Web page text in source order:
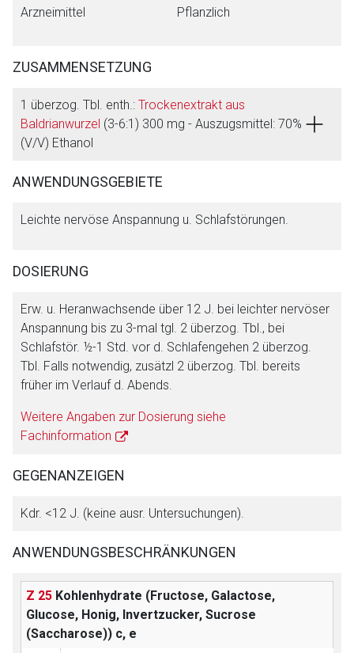
Arzneimittel Pflanzlich
ZUSAMMENSETZUNG
1 überzog. Tbl. enth.: Trockenextrakt aus
Baldrianwurzel (3-6:1) 300 mg - Auszugsmittel: 70%
(V/V) Ethanol
ANWENDUNGSGEBIETE
Leichte nervöse Anspannung u. Schlafstörungen.
DOSIERUNG
Erw. u. Heranwachsende über 12 J. bei leichter nervöser
Anspannung bis zu 3-mal tgl. 2 überzog. Tbl., bei
Schlafstör. ½-1 Std. vor d. Schlafengehen 2 überzog.
Tbl. Falls notwendig, zusätzl 2 überzog. Tbl. bereits
früher im Verlauf d. Abends.
Weitere Angaben zur Dosierung siehe
Fachinformation
GEGENANZEIGEN
Kdr. <12 J. (keine ausr. Untersuchungen).
ANWENDUNGSBESCHRÄNKUNGEN
Z 25 Kohlenhydrate (Fructose, Galactose,
Glucose, Honig, Invertzucker, Sucrose
(Saccharose)) c, e
Der von Ihnen aufgerufene Link öffnet eine externe Web-
Betreiber verantwortlich. Ebenso gelten dort ggf. andere
Zurück zur rote-liste.de